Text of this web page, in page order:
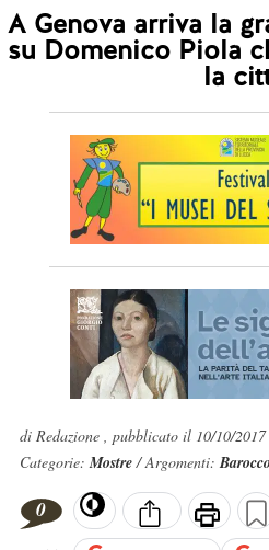
A Genova arriva la
su Domenico Piola
la
di Redazione , pubblicato il 10/10/2017
Categorie:Mostre/ Argomenti:Barocco
0